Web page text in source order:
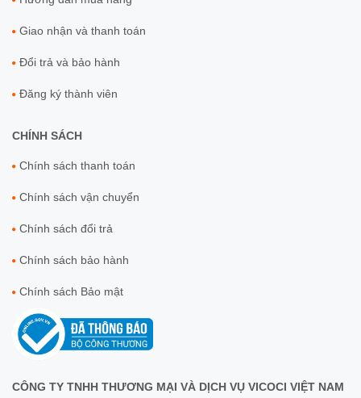
Giao nhận và thanh toán
Đổi trả và bảo hành
Đăng ký thành viên
CHÍNH SÁCH
Chính sách thanh toán
Chính sách vận chuyển
Chính sách đổi trả
Chính sách bảo hành
Chính sách Bảo mật
CÔNG TY TNHH THƯƠNG MẠI VÀ DỊCH VỤ VICOCI VIỆT NAM